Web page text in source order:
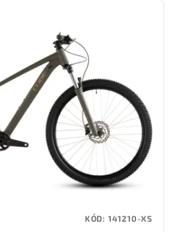
KÓD: 141210-XS